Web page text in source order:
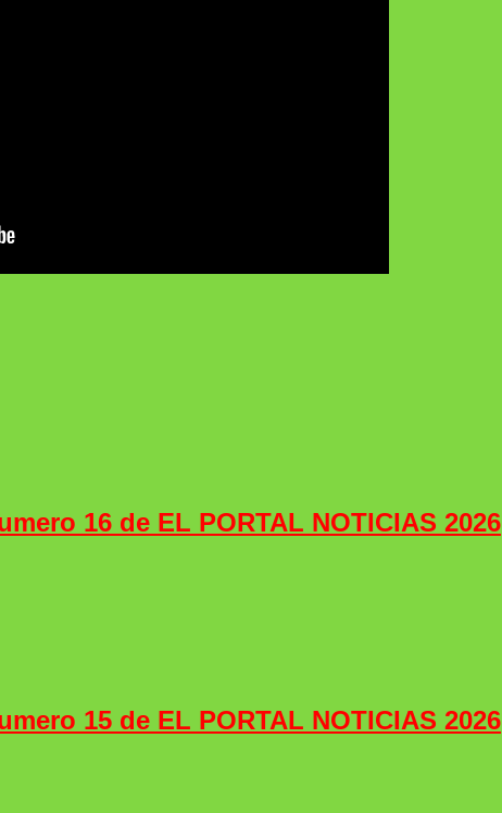
16 de EL PORTAL NOTICIAS 2026
15 de EL PORTAL NOTICIAS 2026